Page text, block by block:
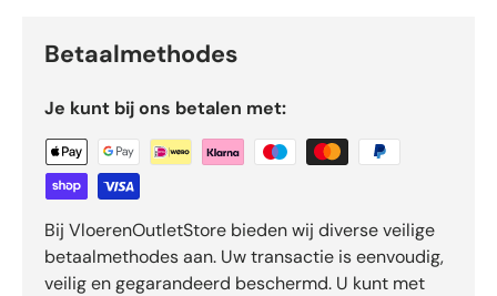
Betaalmethodes
Je kunt bij ons betalen met:
Bij VloerenOutletStore bieden wij diverse veilige
betaalmethodes aan. Uw transactie is eenvoudig,
veilig en gegarandeerd beschermd. U kunt met